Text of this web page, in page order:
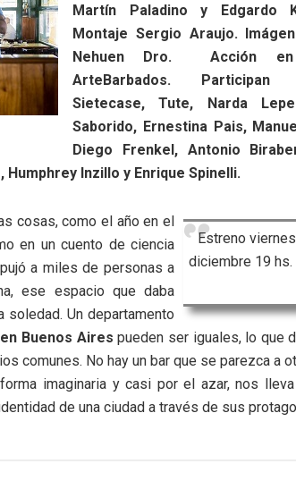
Martín Paladino y Edgardo
Montaje Sergio Araujo.
Nehuen Dro. Acción en
ArteBarbados. Participan
Sietecase, Tute, Narda
Saborido, Ernestina Pais,
Diego Frenkel, Antonio
Humphrey Inzillo y Enrique Spinelli.
Estreno
diciembre 19 hs.
cosas, como el año en el
en un cuento de ciencia
a miles de personas a
ese espacio que daba
soledad. Un departamento
Buenos Aires pueden ser iguales, lo que
comunes. No hay un bar que se parezca a
imaginaria y casi por el azar, nos
de una ciudad a través de sus